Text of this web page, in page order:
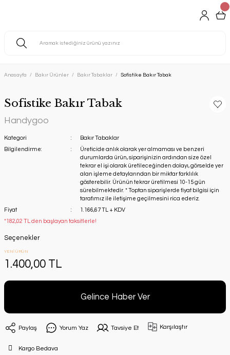
Anasayfa Bakır Ürünler Bakır Tabaklar Sofistike Bakır Tabak
Sofistike Bakır Tabak
Handygoo
Kategori
Bakır Tabaklar
Bilgilendirme:
Üreticide anlık olarak yer almaması ve benzeri
durumlarda ürün, siparişinizin ardından size özel
tekrar el işi olarak üretileceğinden dolayı, görselde yer
alan işleme detaylarından bir miktar farklılık
gösterebilir. Ürünün tekrar üretilmesi 10-15 gün
sürebilmektedir. * Toptan siparişlerde fiyat bilgisi için
tarafımız ile iletişime geçilmesini rica ederiz.
Fiyat
1.166,67 TL + KDV
*182,02 TL den başlayan taksitlerle!
Seçenekler
YENİ ÜRÜN
1.400,00 TL
Gelince Haber Ver
Paylaş Yorum Yaz Tavsiye Et Karşılaştır
Kargo Bedava